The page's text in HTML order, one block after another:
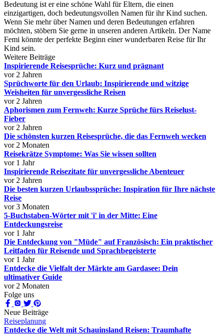
Bedeutung ist er eine schöne Wahl für Eltern, die einen
einzigartigen, doch bedeutungsvollen Namen für ihr Kind suchen.
Wenn Sie mehr über Namen und deren Bedeutungen erfahren
möchten, stöbern Sie gerne in unseren anderen Artikeln. Der Name
Femi könnte der perfekte Beginn einer wunderbaren Reise für Ihr
Kind sein.
Weitere Beiträge
Inspirierende Reisesprüche: Kurz und prägnant
vor 2 Jahren
Sprüchworte für den Urlaub: Inspirierende und witzige
Weisheiten für unvergessliche Reisen
vor 2 Jahren
Aphorismen zum Fernweh: Kurze Sprüche fürs Reiselust-
Fieber
vor 2 Jahren
Die schönsten kurzen Reisesprüche, die das Fernweh wecken
vor 2 Monaten
Reisekrätze Symptome: Was Sie wissen sollten
vor 1 Jahr
Inspirierende Reisezitate für unvergessliche Abenteuer
vor 2 Jahren
Die besten kurzen Urlaubssprüche: Inspiration für Ihre nächste
Reise
vor 3 Monaten
5-Buchstaben-Wörter mit 'i' in der Mitte: Eine
Entdeckungsreise
vor 1 Jahr
Die Entdeckung von "Müde" auf Französisch: Ein praktischer
Leitfaden für Reisende und Sprachbegeisterte
vor 1 Jahr
Entdecke die Vielfalt der Märkte am Gardasee: Dein
ultimativer Guide
vor 2 Monaten
Folge uns
Neue Beiträge
Reiseplanung
Entdecke die Welt mit Schauinsland Reisen: Traumhafte